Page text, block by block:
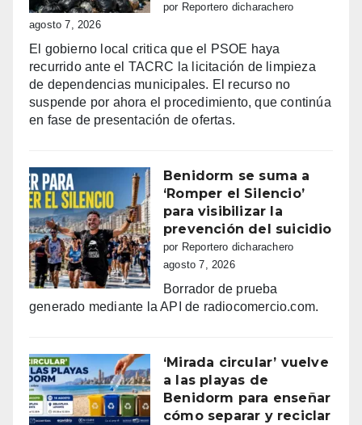
por Reportero dicharachero
agosto 7, 2026
El gobierno local critica que el PSOE haya
recurrido ante el TACRC la licitación de limpieza
de dependencias municipales. El recurso no
suspende por ahora el procedimiento, que continúa
en fase de presentación de ofertas.
Benidorm se suma a
‘Romper el Silencio’
para visibilizar la
prevención del suicidio
por Reportero dicharachero
agosto 7, 2026
Borrador de prueba
generado mediante la API de radiocomercio.com.
‘Mirada circular’ vuelve
a las playas de
Benidorm para enseñar
cómo separar y reciclar